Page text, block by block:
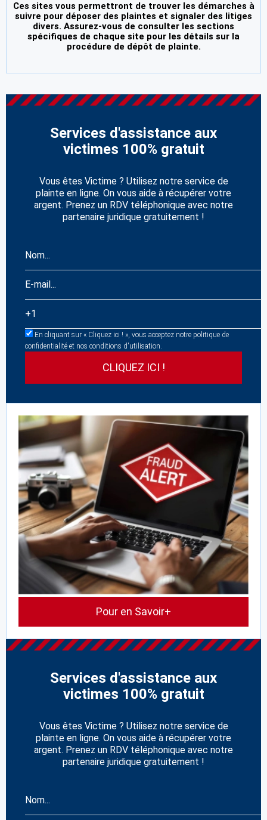
Ces sites vous permettront de trouver les démarches à
suivre pour déposer des plaintes et signaler des litiges
divers. Assurez-vous de consulter les sections
spécifiques de chaque site pour les détails sur la
procédure de dépôt de plainte.
Services d'assistance aux
victimes 100% gratuit
Vous êtes Victime ? Utilisez notre service de
plainte en ligne. On vous aide à récupérer votre
argent. Prenez un RDV téléphonique avec notre
partenaire juridique gratuitement !
En cliquant sur « Cliquez ici ! », vous acceptez notre politique de
confidentialité et nos conditions d'utilisation.
Pour en Savoir+
Services d'assistance aux
victimes 100% gratuit
Vous êtes Victime ? Utilisez notre service de
plainte en ligne. On vous aide à récupérer votre
argent. Prenez un RDV téléphonique avec notre
partenaire juridique gratuitement !